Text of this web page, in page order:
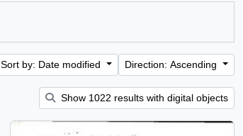
Sort by: Date modified Direction: Ascending
Show 1022 results with digital objects